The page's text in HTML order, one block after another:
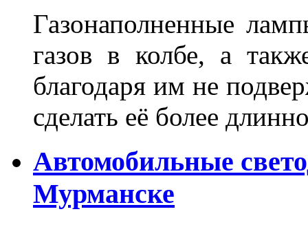
Газонаполненные
газов в колбе, а
благодаря им не
сделать её более
Автомобильные
Мурманске